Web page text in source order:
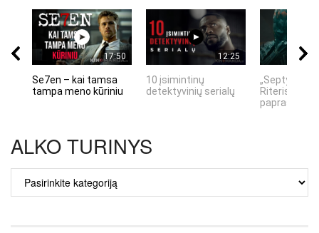
17:50
Se7en – kai tamsa
tampa meno kūriniu
12:25
10 įsimintinų
detektyvinių serialų
„Septynių
Riteris" – kai
ALKO TURINYS
ALKO
TURINYS